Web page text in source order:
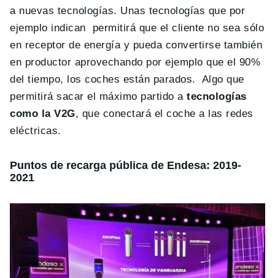
a nuevas tecnologías. Unas tecnologías que por
ejemplo indican permitirá que el cliente no sea sólo
en receptor de energía y pueda convertirse también
en productor aprovechando por ejemplo que el 90%
del tiempo, los coches están parados. Algo que
permitirá sacar el máximo partido atecnologías
como la V2G, que conectará el coche a las redes
eléctricas.
Puntos de recarga pública de Endesa: 2019-
2021